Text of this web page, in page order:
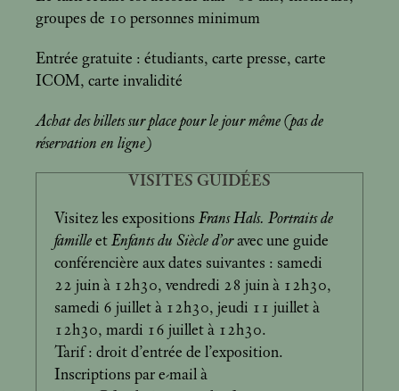
groupes de 10 personnes minimum
Entrée gratuite : étudiants, carte presse, carte
ICOM, carte invalidité
Achat des billets sur place pour le jour même (pas de
réservation en ligne)
VISITES GUIDÉES
Visitez les expositions Frans Hals. Portraits de
familleet Enfants du Siècle d’oravec une guide
conférencière aux dates suivantes : samedi
22 juin à 12h30, vendredi 28 juin à 12h30,
samedi 6 juillet à 12h30, jeudi 11 juillet à
12h30, mardi 16 juillet à 12h30.
Tarif : droit d’entrée de l’exposition.
Inscriptions par e-mail à